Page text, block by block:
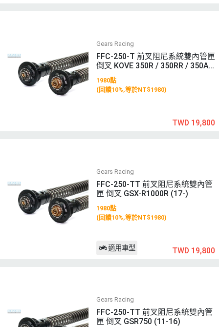
Gears Racing
FFC-250-T 前叉阻尼系統雙內管匣
倒叉 KOVE 350R / 350RR / 350AC
(25-)
1980點
(回饋10%,等於NT$1980)
TWD 19,800
Gears Racing
FFC-250-TT 前叉阻尼系統雙內管
匣 倒叉 GSX-R1000R (17-)
1980點
(回饋10%,等於NT$1980)
適用車型 TWD 19,800
Gears Racing
FFC-250-TT 前叉阻尼系統雙內管
匣 倒叉 GSR750 (11-16)